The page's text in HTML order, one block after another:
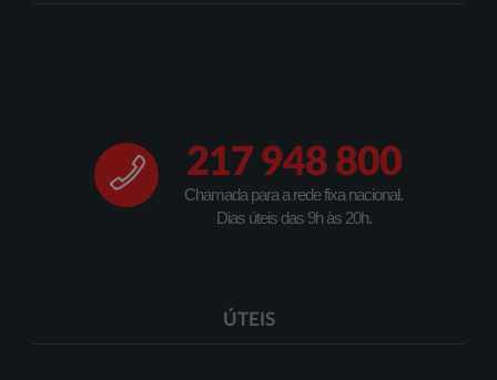
217 948 800
Chamada para a rede fixa nacional.
Dias úteis das 9h às 20h.
ÚTEIS